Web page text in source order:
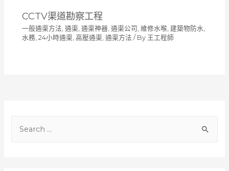
CCTV渠道勘察工程
一般通渠方法, 通渠, 通渠神器, 通渠公司, 維修水喉, 建築物防水,
水務, 24小時通渠, 高壓通渠, 通渠方法 / By 王工程師